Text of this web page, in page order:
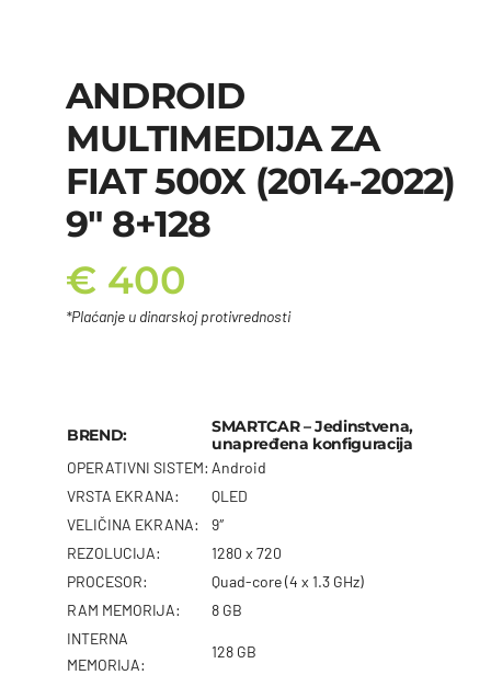
ANDROID
MULTIMEDIJA ZA
FIAT 500X (2014-2022)
9″ 8+128
€ 400
*Plaćanje u dinarskoj protivrednosti
BREND:
SMARTCAR – Jedinstvena,
unapređena konfiguracija
OPERATIVNI SISTEM: Android
VRSTA EKRANA:
QLED
VELIČINA EKRANA:
9″
REZOLUCIJA:
1280 x 720
PROCESOR:
Quad-core (4 x 1.3 GHz)
RAM MEMORIJA:
8 GB
INTERNA
MEMORIJA:
128 GB